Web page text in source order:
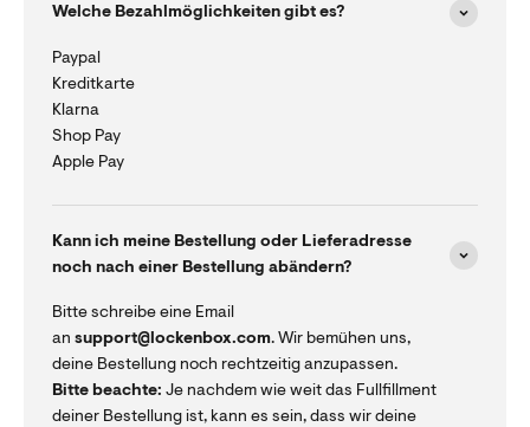
Welche Bezahlmöglichkeiten gibt es?
Paypal
Kreditkarte
Klarna
Shop Pay
Apple Pay
Kann ich meine Bestellung oder Lieferadresse
noch nach einer Bestellung abändern?
Bitte schreibe eine Email
an support@lockenbox.com. Wir bemühen uns,
deine Bestellung noch rechtzeitig anzupassen.
Bitte beachte: Je nachdem wie weit das Fullfillment
deiner Bestellung ist, kann es sein, dass wir deine